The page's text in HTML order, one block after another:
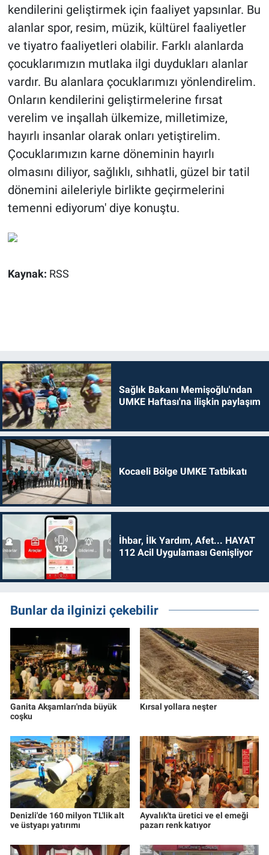
kendilerini geliştirmek için faaliyet yapsınlar. Bu
alanlar spor, resim, müzik, kültürel faaliyetler
ve tiyatro faaliyetleri olabilir. Farklı alanlarda
çocuklarımızın mutlaka ilgi duydukları alanlar
vardır. Bu alanlara çocuklarımızı yönlendirelim.
Onların kendilerini geliştirmelerine fırsat
verelim ve inşallah ülkemize, milletimize,
hayırlı insanlar olarak onları yetiştirelim.
Çocuklarımızın karne döneminin hayırlı
olmasını diliyor, sağlıklı, sıhhatli, güzel bir tatil
dönemini aileleriyle birlikte geçirmelerini
temenni ediyorum' diye konuştu.
Kaynak: RSS
Sağlık Bakanı Memişoğlu'ndan
UMKE Haftası'na ilişkin paylaşım
Kocaeli Bölge UMKE Tatbikatı
İhbar, İlk Yardım, Afet... HAYAT
112 Acil Uygulaması Genişliyor
Bunlar da ilginizi çekebilir
Ganita Akşamları'nda büyük
coşku
Kırsal yollara neşter
Denizli'de 160 milyon TL'lik alt
ve üstyapı yatırımı
Ayvalık'ta üretici ve el emeği
pazarı renk katıyor